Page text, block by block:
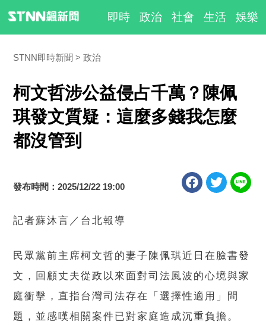
即時 政治 社會 生活 娛樂
STNN即時新聞 政治
柯文哲涉公益侵占千萬？陳佩
琪發文質疑：這麼多錢我怎麼
都沒管到
發布時間：2025/12/22 19:00
記者蘇沐言／台北報導
民眾黨前主席柯文哲的妻子陳佩琪近日在臉書發
文，回顧丈夫從政以來面對司法風波的心境與家
庭衝擊，直指台灣司法存在「選擇性適用」問
題，並感嘆相關案件已對家庭造成沉重負擔。